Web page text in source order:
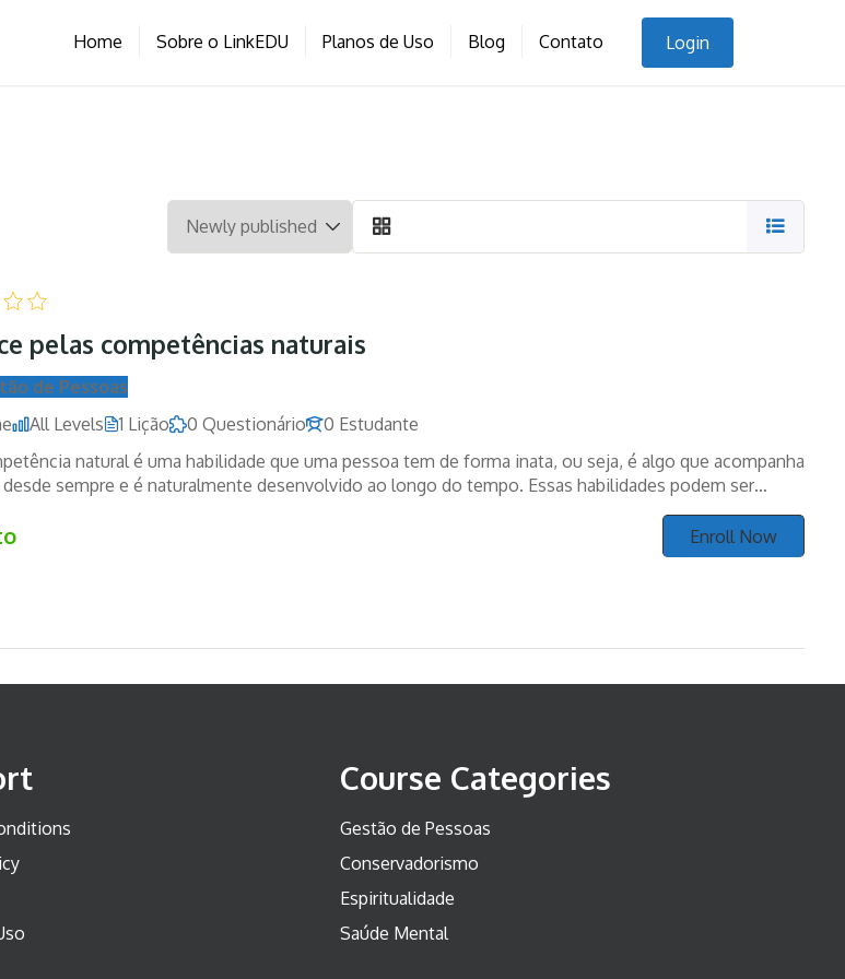
Home Sobre o LinkEDU Planos de Uso Blog Contato Login
pelas competências naturais
de Pessoas
All Levels 1 Lição 0 Questionário
0 Estudante
natural é uma habilidade que uma pessoa tem de forma inata, ou seja, é algo que acompanha
desde sempre e é naturalmente desenvolvido ao longo do tempo. Essas habilidades podem ser
Enroll Now
Course Categories
Gestão de Pessoas
Conservadorismo
Espiritualidade
Saúde Mental